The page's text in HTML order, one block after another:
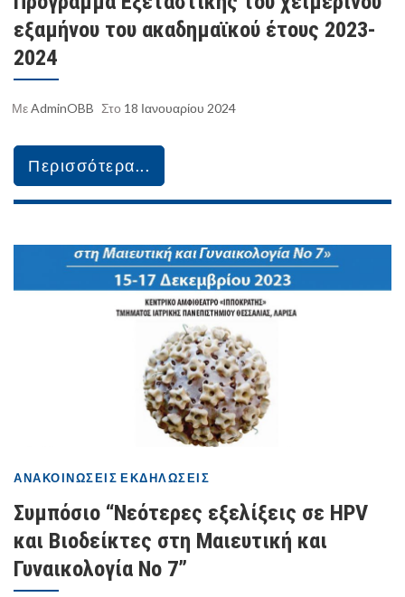
εξαμήνου του ακαδημαϊκού έτους 2023-
2024
ΜεAdminOBB Στο 18 Ιανουαρίου 2024
Περισσότερα...
ΑΝΑΚΟΙΝΏΣΕΙΣ ΕΚΔΗΛΏΣΕΙΣ
Συμπόσιο “Νεότερες εξελίξεις σε HPV
και Βιοδείκτες στη Μαιευτική και
Γυναικολογία Νο 7”